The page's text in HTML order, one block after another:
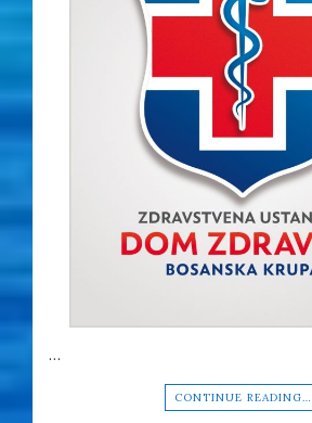
…
CONTINUE READING…